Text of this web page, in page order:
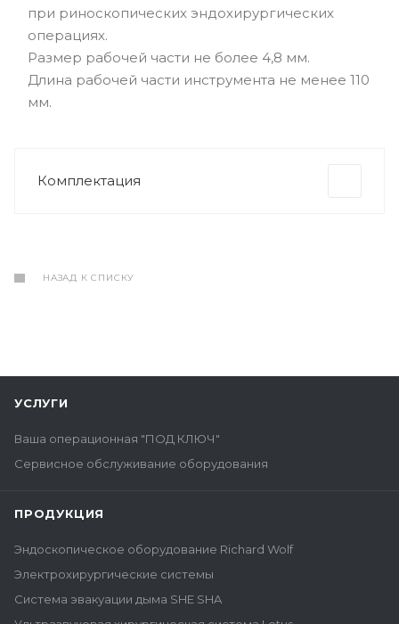
при риноскопических эндохирургических
операциях.
Размер рабочей части не более 4,8 мм.
Длина рабочей части инструмента не менее 110
мм.
Комплектация
НАЗАД К СПИСКУ
УСЛУГИ
Ваша операционная "ПОД КЛЮЧ"
Сервисное обслуживание оборудования
ПРОДУКЦИЯ
Эндоскопическое оборудование Richard Wolf
Электрохирургические системы
Система эвакуации дыма SHE SHA